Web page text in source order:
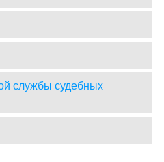
службы судебных